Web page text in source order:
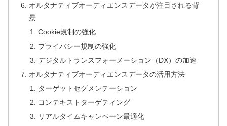
オルタナティブオーディエンスデータが注目される背
景
Cookie規制の強化
プライバシー規制の強化
デジタルトランスフォーメーション（DX）の加速
オルタナティブオーディエンスデータの活用方法
ターゲットセグメンテーション
コンテキストターゲティング
リアルタイムキャンペーン最適化